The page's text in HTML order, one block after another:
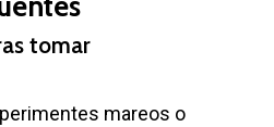
tomar
mareos o